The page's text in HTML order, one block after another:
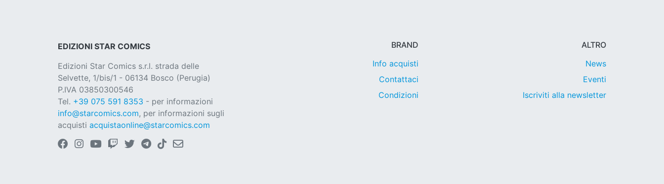
EDIZIONI STAR COMICS
Edizioni Star Comics s.r.l. strada delle
Selvette, 1/bis/1 - 06134 Bosco (Perugia)
P.IVA 03850300546
Tel. +39 075 591 8353 - per informazioni
info@starcomics.com, per informazioni sugli
acquisti acquistaonline@starcomics.com
BRAND
Info acquisti
Contattaci
Condizioni
ALTRO
News
Eventi
Iscriviti alla newsletter